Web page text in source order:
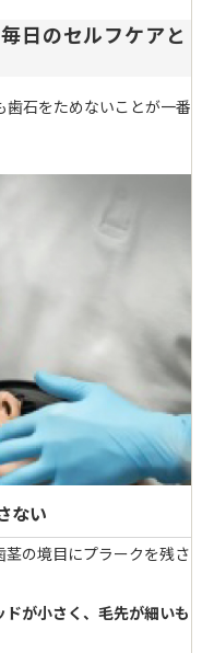
日のセルフケアと
石をためないことが一番
ない
の境目にプラークを残さ
ドが小さく、毛先が細いも